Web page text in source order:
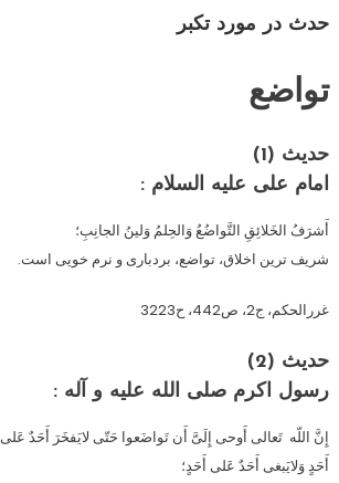
حدث در مورد تکبر
تواضع
حدیث (1)
امام على عليه السلام :
أَشرَفُ الخَلائِقِ التَّواضُعُ وَالحِلمُ وَلينُ الجانِبِ؛
شريف ترين اخلاق، تواضع، بردبارى و نرم خويى است.
غررالحكم، ج2، ص442، ح3223
حدیث (2)
رسول اكرم صلى الله عليه و آله :
إِنَّ اللّه تَعالى أَوحى إِلَىَّ أَن تَواضَعوا حَتّى لايَفخَرَ أَحَدٌ عَلى
أَحَدٍ وَلايَبغى أَحَدٌ عَلى أَحَدٍ؛